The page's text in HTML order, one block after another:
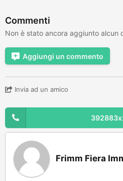
Commenti
Non è stato ancora aggiunto alcun
Aggiungi un commento
Invia ad un amico
Frimm Fiera